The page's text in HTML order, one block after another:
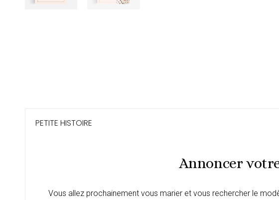
PETITE HISTOIRE
Annoncer
Vous allez prochainement vous marier et vous rechercher le